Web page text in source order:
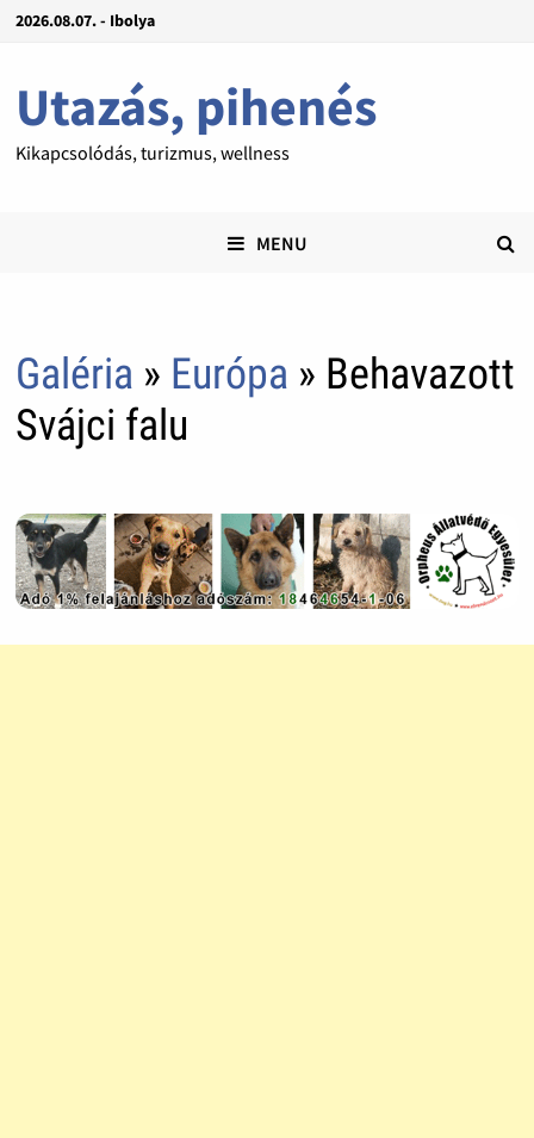
2026.08.07. - Ibolya
Utazás, pihenés
Kikapcsolódás, turizmus, wellness
MENU
Galéria » Európa » Behavazott
Svájci falu